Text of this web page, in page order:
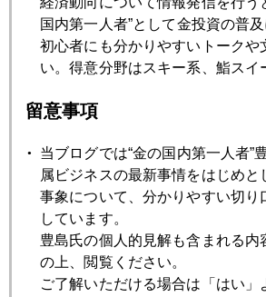
リーマンショックの再来か
2010年05月25日
2010年05月24日
南欧、規制、中国のトリプル安
2010年05月21日
マネー擾乱
国内第一人者”として金投資の普
初心者にも分かりやすいトークや
い。得意分野はスキー系、鮨スイ
留意事項
当ブログでは“金の国内第一人者”
属ビジネスの最新事情をはじめと
事象について、分かりやすい切り
しています。
豊島氏の個人的見解も含まれる内
の上、閲覧ください。
ご了解いただける場合は「はい」